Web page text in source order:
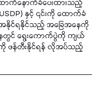
ာက်နောက်ခံပေးထားသည့်
နှင့် ၎င်းကို ထောက်ခံ
နိုင်ရနိုင်သည့် အခြေအနေကို
ေတွင် ရွေးကောက်ပွဲကို ကျယ်
ဖန်တီးနိုင်ရန် လိုအပ်သည့်